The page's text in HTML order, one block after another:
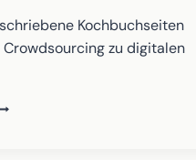
Kochbuchseiten
zu digitalen